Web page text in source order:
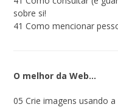
sobre si!
41 Como mencionar
O melhor da Web…
05 Crie imagens usando a